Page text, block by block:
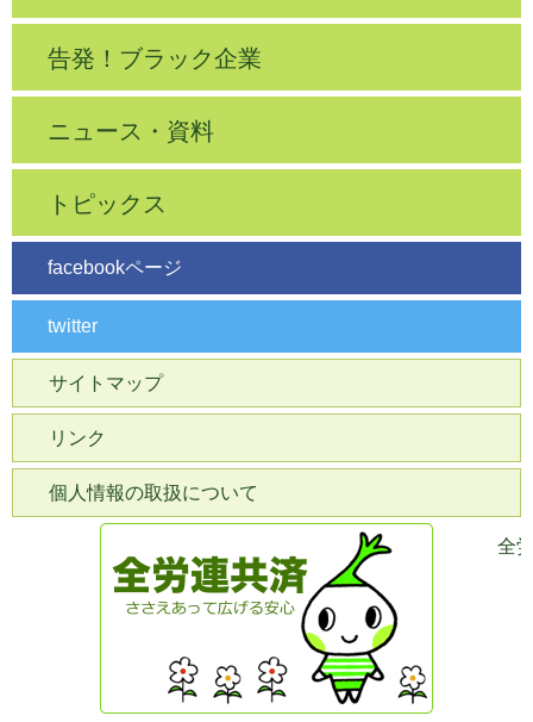
告発！ブラック企業
ニュース・資料
トピックス
facebookページ
twitter
サイトマップ
リンク
個人情報の取扱について
全